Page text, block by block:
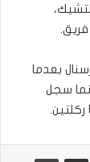
فريق.
بعدما
سجل
ركلتين.